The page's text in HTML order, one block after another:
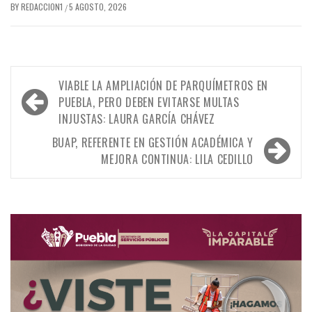
BYREDACCION1 /5 AGOSTO, 2026
Navegación
de
entradas
VIABLE LA AMPLIACIÓN DE PARQUÍMETROS EN
PUEBLA, PERO DEBEN EVITARSE MULTAS
INJUSTAS: LAURA GARCÍA CHÁVEZ
BUAP, REFERENTE EN GESTIÓN ACADÉMICA Y
MEJORA CONTINUA: LILA CEDILLO